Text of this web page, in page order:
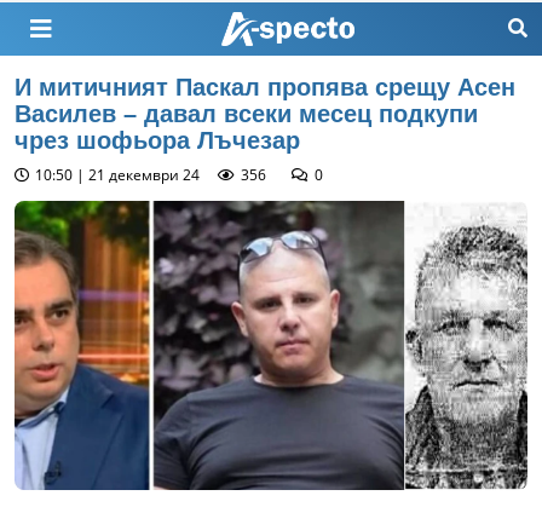
И митичният Паскал пропява срещу Асен
Василев – давал всеки месец подкупи
чрез шофьора Лъчезар
10:50 | 21 декември 24 356 0